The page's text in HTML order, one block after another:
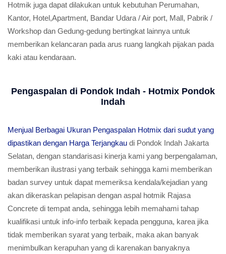
Hotmik juga dapat dilakukan untuk kebutuhan Perumahan,
Kantor, Hotel,Apartment, Bandar Udara / Air port, Mall, Pabrik /
Workshop dan Gedung-gedung bertingkat lainnya untuk
memberikan kelancaran pada arus ruang langkah pijakan pada
kaki atau kendaraan.
Pengaspalan di Pondok Indah - Hotmix Pondok
Indah
Menjual Berbagai Ukuran Pengaspalan Hotmix dari sudut yang
dipastikan dengan Harga Terjangkau di Pondok Indah Jakarta
Selatan, dengan standarisasi kinerja kami yang berpengalaman,
memberikan ilustrasi yang terbaik sehingga kami memberikan
badan survey untuk dapat memeriksa kendala/kejadian yang
akan dikeraskan pelapisan dengan aspal hotmik Rajasa
Concrete di tempat anda, sehingga lebih memahami tahap
kualifikasi untuk info-info terbaik kepada pengguna, karea jika
tidak memberikan syarat yang terbaik, maka akan banyak
menimbulkan kerapuhan yang di karenakan banyaknya